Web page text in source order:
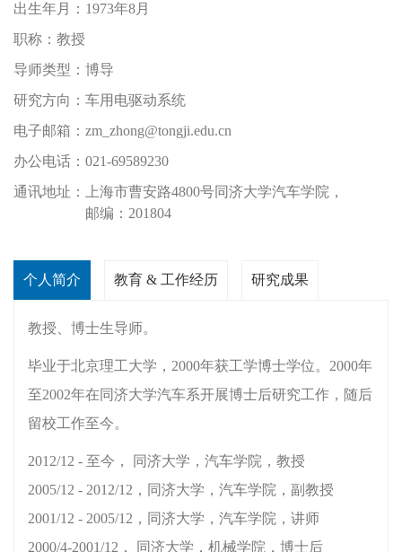
出生年月： 1973年8月
职称： 教授
导师类型： 博导
研究方向： 车用电驱动系统
电子邮箱： zm_zhong@tongji.edu.cn
办公电话： 021-69589230
通讯地址： 上海市曹安路4800号同济大学汽车学院，
邮编：201804
个人简介 教育 & 工作经历 研究成果
教授、博士生导师。
毕业于北京理工大学，2000年获工学博士学位。2000年
至2002年在同济大学汽车系开展博士后研究工作，随后
留校工作至今。
2012/12 - 至今， 同济大学，汽车学院，教授
2005/12 - 2012/12，同济大学，汽车学院，副教授
2001/12 - 2005/12，同济大学，汽车学院，讲师
2000/4-2001/12， 同济大学，机械学院，博士后